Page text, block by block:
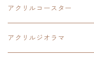
界の軌跡
アクリルジオラマ
イースⅨ
閃の軌跡Ⅳ
アクリルコースター
イースⅧ
アクリルジオラマ